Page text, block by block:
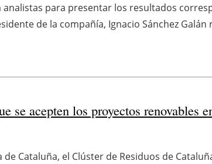
analistas para presentar los resultados
de la compañía, Ignacio Sánchez Galán
se acepten los proyectos renovables
de Cataluña, el Clúster de Residuos de